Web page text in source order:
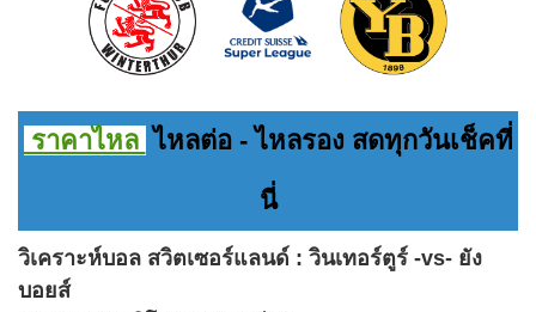
ราคาไหล ไหลต่อ - ไหลรอง สดทุกวันเช็คที่
นี่
วิเคราะห์บอล สวิตเซอร์แลนด์ : วินเทอร์ตูร์ -vs- ยัง
บอยส์